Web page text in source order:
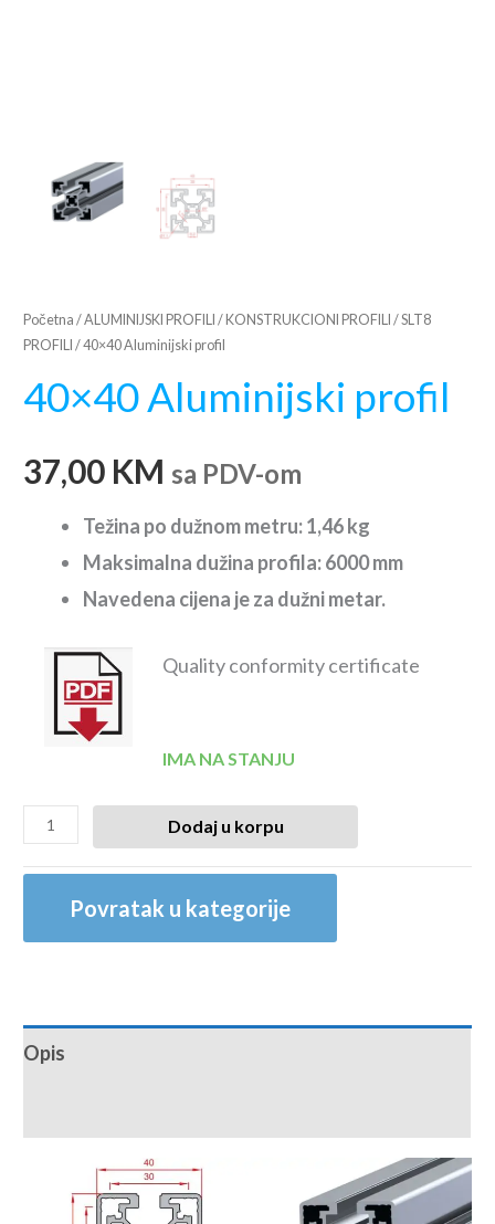
Početna /ALUMINIJSKI PROFILI / KONSTRUKCIONI PROFILI /SLT8
PROFILI / 40×40 Aluminijski profil
40×40 Aluminijski profil
37,00 KM sa PDV-om
Težina po dužnom metru: 1,46 kg
Maksimalna dužina profila: 6000 mm
Navedena cijena je za dužni metar.
Quality conformity certificate
IMA NA STANJU
Dodaj u korpu
Povratak u kategorije
Opis